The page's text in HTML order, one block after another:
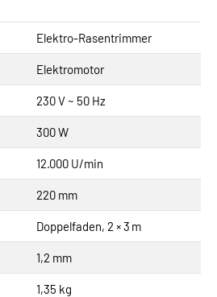
Elektro-Rasentrimmer
Elektromotor
230 V ~ 50 Hz
300 W
12.000 U/min
220 mm
Doppelfaden, 2 × 3 m
1,2 mm
1,35 kg